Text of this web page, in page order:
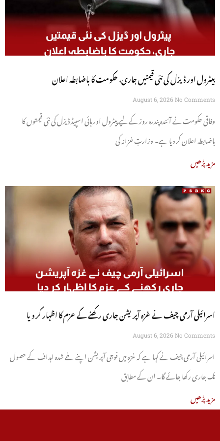
پیٹرول اور ڈیزل کی نئی قیمتیں جاری، حکومت کا باضابطہ اعلان
August 6, 2026 No Comments
وفاقی حکومت نے آئندہ پندرہ روز کے لیے پیٹرول اور ہائی اسپیڈ ڈیزل کی نئی قیمتوں کا
باضابطہ اعلان کر دیا ہے۔ وزارتِ خزانہ کی
مزید پڑھیں
اسرائیلی آرمی چیف نے غزہ آپریشن جاری رکھنے کے عزم کا اظہار کر دیا
August 6, 2026 No Comments
اسرائیلی آرمی چیف نے کہا ہے کہ غزہ میں فوجی آپریشن اپنے طے شدہ اہداف کے حصول
تک جاری رکھا جائے گا۔ ان کے مطابق
مزید پڑھیں